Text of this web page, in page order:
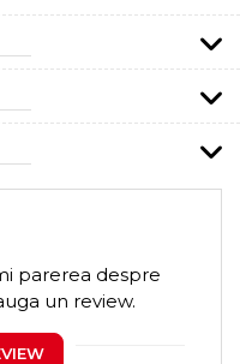
parerea despre
un review.